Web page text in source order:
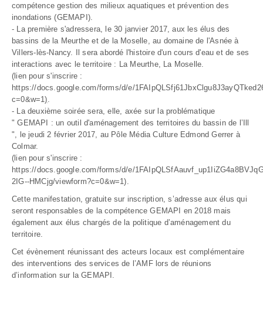
compétence gestion des milieux aquatiques et prévention des
inondations (GEMAPI).
- La première s'adressera, le 30 janvier 2017, aux les élus des
bassins de la Meurthe et de la Moselle, au domaine de l'Asnée à
Villers-lès-Nancy. Il sera abordé l'histoire d'un cours d'eau et de ses
interactions avec le territoire : La Meurthe, La Moselle.
(lien pour s'inscrire :
https://docs.google.com/forms/d/e/
c=0&w=1)
- La deuxième soirée sera, elle, axée sur la problématique
" GEMAPI : un outil d'aménagement des territoires du bassin de l’Ill
", le jeudi 2 février 2017, au Pôle Média Culture Edmond Gerrer à
Colmar.
(lien pour s'inscrire :
https://docs.google.com/forms/d/e/
2IG--HMCjg/viewform?c=0&w=1)
Cette manifestation, gratuite sur inscription, s’adresse aux élus qui
seront responsables de la compétence GEMAPI en 2018 mais
également aux élus chargés de la politique d’aménagement du
territoire.
Cet évènement réunissant des acteurs locaux est complémentaire
des interventions des services de l’AMF lors de réunions
d’information sur la GEMAPI.